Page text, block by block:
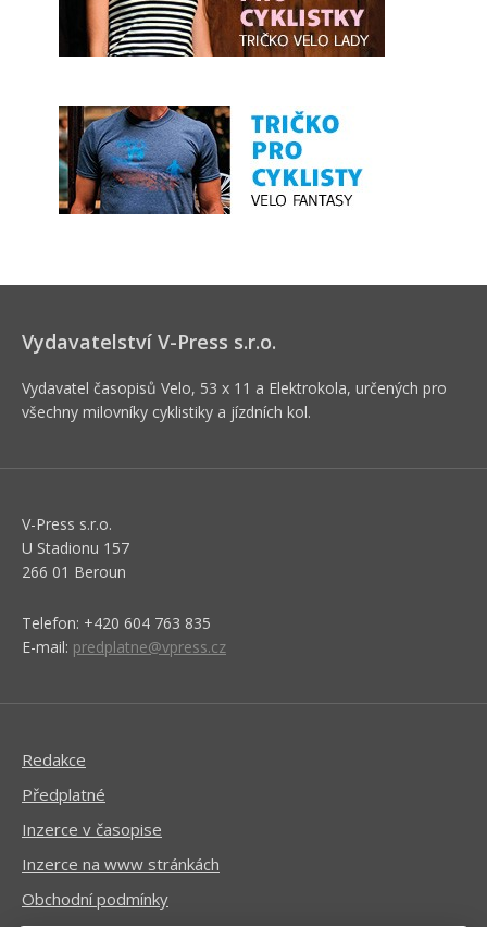
Vydavatelství V-Press s.r.o.
Vydavatel časopisů Velo, 53 x 11 a Elektrokola, určených pro
všechny milovníky cyklistiky a jízdních kol.
V-Press s.r.o.
U Stadionu 157
266 01 Beroun
Telefon: +420 604 763 835
E-mail: predplatne@vpress.cz
Redakce
Předplatné
Inzerce v časopise
Inzerce na www stránkách
Obchodní podmínky